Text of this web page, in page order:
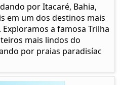
por Itacaré, Bahia,
em um dos destinos mais
a famosa Trilha
mais lindos do
por praias paradisíac